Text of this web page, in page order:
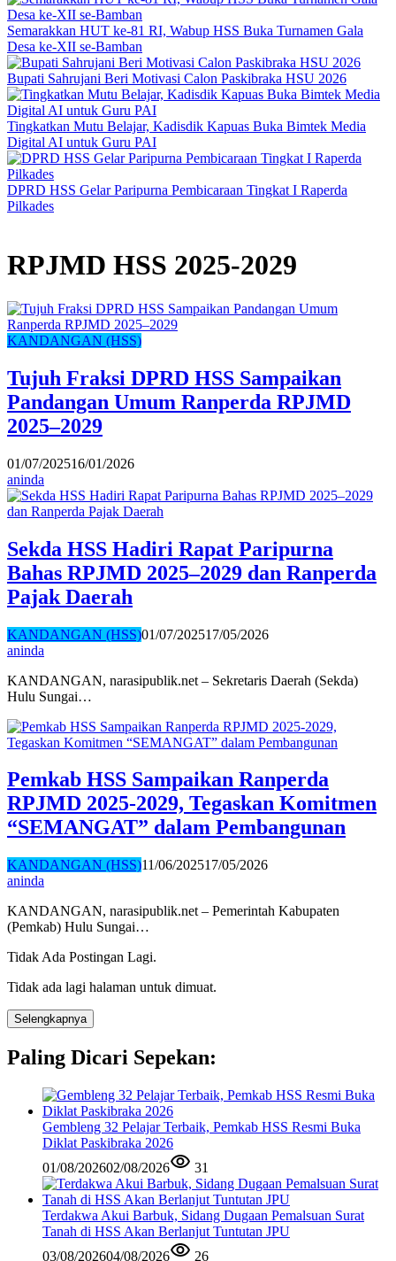
Semarakkan HUT ke-81 RI, Wabup HSS Buka Turnamen Gala
Desa ke-XII se-Bamban
Bupati Sahrujani Beri Motivasi Calon Paskibraka HSU 2026
Tingkatkan Mutu Belajar, Kadisdik Kapuas Buka Bimtek Media
Digital AI untuk Guru PAI
DPRD HSS Gelar Paripurna Pembicaraan Tingkat I Raperda
Pilkades
RPJMD HSS 2025-2029
KANDANGAN (HSS)
Tujuh Fraksi DPRD HSS Sampaikan
Pandangan Umum Ranperda RPJMD
2025–2029
01/07/202516/01/2026
aninda
Sekda HSS Hadiri Rapat Paripurna
Bahas RPJMD 2025–2029 dan Ranperda
Pajak Daerah
KANDANGAN (HSS)01/07/202517/05/2026
aninda
KANDANGAN, narasipublik.net – Sekretaris Daerah (Sekda)
Hulu Sungai…
Pemkab HSS Sampaikan Ranperda
RPJMD 2025-2029, Tegaskan Komitmen
“SEMANGAT” dalam Pembangunan
KANDANGAN (HSS)11/06/202517/05/2026
aninda
KANDANGAN, narasipublik.net – Pemerintah Kabupaten
(Pemkab) Hulu Sungai…
Tidak Ada Postingan Lagi.
Tidak ada lagi halaman untuk dimuat.
Selengkapnya
Paling Dicari Sepekan:
Gembleng 32 Pelajar Terbaik, Pemkab HSS Resmi Buka
Diklat Paskibraka 2026
01/08/202602/08/2026 31
Terdakwa Akui Barbuk, Sidang Dugaan Pemalsuan Surat
Tanah di HSS Akan Berlanjut Tuntutan JPU
03/08/202604/08/2026 26